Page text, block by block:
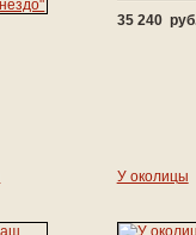
35 240
У околицы